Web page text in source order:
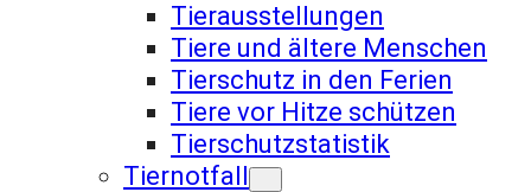
Tierausstellungen
Tiere und ältere Menschen
Tierschutz in den Ferien
Tiere vor Hitze schützen
Tierschutzstatistik
Tiernotfall